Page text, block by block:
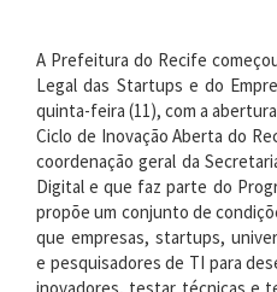
A Prefeitura do Recife
Legal das Startups e do
quinta-feira (11), com a
Ciclo de Inovação Aberta do
coordenação geral da
Digital e que faz parte do
propõe um conjunto de
que empresas, startups,
e pesquisadores de TI para